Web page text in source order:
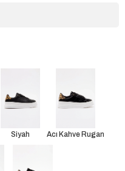
Siyah Acı Kahve Rugan